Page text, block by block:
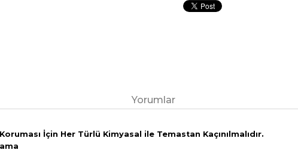
Yorumlar
İçin Her Türlü Kimyasal ile Temastan Kaçınılmalıdır.